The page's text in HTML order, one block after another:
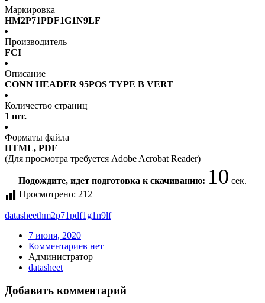
Маркировка
HM2P71PDF1G1N9LF
Производитель
FCI
Описание
CONN HEADER 95POS TYPE B VERT
Количество страниц
1 шт.
Форматы файла
HTML, PDF
(Для просмотра требуется Adobe Acrobat Reader)
Подождите, идет подготовка к скачиванию: 10 сек.
Просмотрено: 212
datasheethm2p71pdf1g1n9lf
7 июня, 2020
Комментариев нет
Администратор
datasheet
Добавить комментарий